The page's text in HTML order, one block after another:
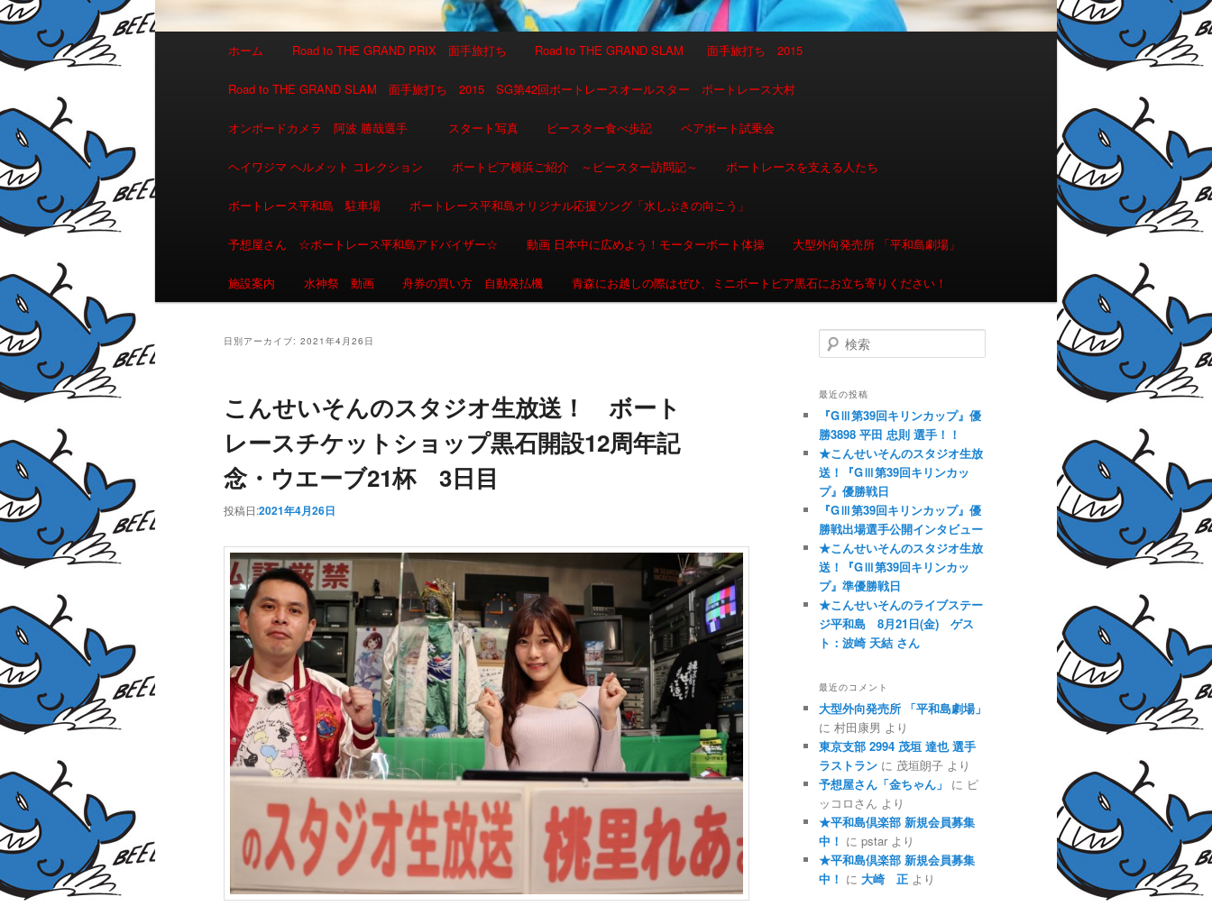
メインコンテンツへ移動
サブコンテンツへ移動
ホーム Road to THE GRAND PRIX 面手旅打ち Road to THE GRAND SLAM 面手旅打ち 2015
Road to THE GRAND SLAM 面手旅打ち 2015 SG第42回ボートレースオールスター ボートレース大村
オンボードカメラ 阿波 勝哉選手 スタート写真 ピースター食べ歩記 ペアボート試乗会
ヘイワジマ ヘルメット コレクション ボートピア横浜ご紹介 ～ピースター訪問記～ ボートレースを支える人たち
ボートレース平和島 駐車場 ボートレース平和島オリジナル応援ソング「水しぶきの向こう」
予想屋さん ☆ボートレース平和島アドバイザー☆ 動画 日本中に広めよう！モーターボート体操 大型外向発売所 「平和島劇場」
施設案内 水神祭 動画 舟券の買い方 自動発払機 青森にお越しの際はぜひ、ミニボートピア黒石にお立ち寄りください！
日別アーカイブ: 2021年4月26日
こんせいそんのスタジオ生放送！ ボート
レースチケットショップ黒石開設12周年記
念・ウエーブ21杯 3日目
投稿日:2021年4月26日
検索
最近の投稿
『GⅢ第39回キリンカップ』優
勝3898 平田 忠則 選手！！
★こんせいそんのスタジオ生放
送！『GⅢ第39回キリンカッ
プ』優勝戦日
『GⅢ第39回キリンカップ』優
勝戦出場選手公開インタビュー
★こんせいそんのスタジオ生放
送！『GⅢ第39回キリンカッ
プ』準優勝戦日
★こんせいそんのライブステー
ジ平和島 8月21日(金) ゲス
ト：波崎 天結 さん
最近のコメント
大型外向発売所 「平和島劇場」
に 村田康男 より
東京支部 2994 茂垣 達也 選手
ラストラン に 茂垣朗子 より
予想屋さん「金ちゃん」
に ピ
ッコロさん より
★平和島倶楽部 新規会員募集
中！ に pstar より
★平和島倶楽部 新規会員募集
中！ に 大崎 正 より